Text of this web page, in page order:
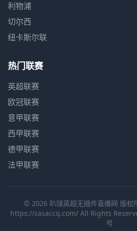
利物浦
切尔西
纽卡斯尔联
热门联赛
英超联赛
欧冠联赛
意甲联赛
西甲联赛
德甲联赛
法甲联赛
© 2026 叭球英超无插件直播网 版
https://sasaccq.com/ All Rights
号